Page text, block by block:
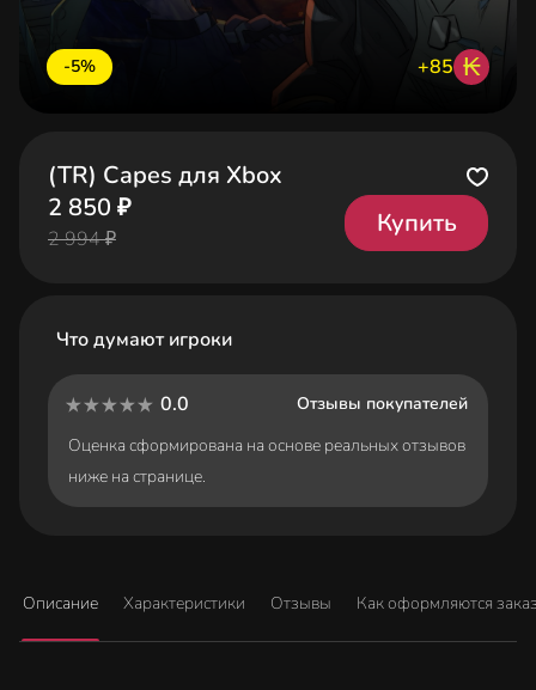
-5% +85 ₭
(TR) Capes для Xbox
2 850 ₽
2 994 ₽
Купить
Что думают игроки
0.0
Отзывы покупателей
Оценка сформирована на основе реальных отзывов
ниже на странице.
Описание Характеристики Отзывы Как оформляются